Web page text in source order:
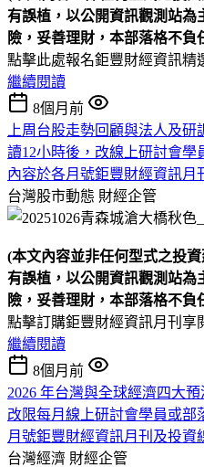
有誤植，以公開資訊觀測站為
險，妥善理財，本部落格不負
點擊此處報名鉅豐財經資訊精
繼續閱讀
8個月前
上周台股走勢回顧與法人及
讀12小時後，改線上研討會學
內容於各月號鉅豐財經資訊月
台灣股市動態 財經企管
(本文內容並非任何型式之投
有誤植，以公開資訊觀測站為
險，妥善理財，本部落格不負
點擊訂購鉅豐財經資訊月刊享
繼續閱讀
8個月前
2026 年台灣與全球經濟四大
改限每月線上研討會學員或部
月號鉅豐財經資訊月刊及投資
台灣經濟 財經企管